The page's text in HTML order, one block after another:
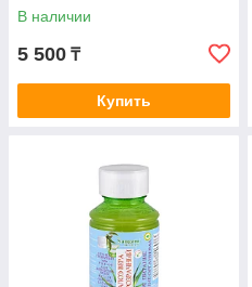
В наличии
5 500 ₸
Купить